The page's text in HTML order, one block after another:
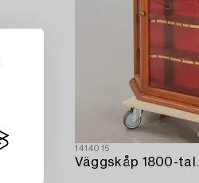
1414015
Väggskåp 1800-tal.